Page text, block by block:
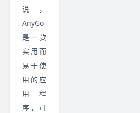
说，
AnyGo
是一款
实用而
易于使
用的应
用程
序，可